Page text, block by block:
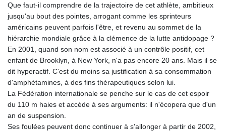
EUR 0.866017
FJD 2.211503
FKP 0.742819
GBP 0.742815
GEL 2.615015
GGP 0.742819
GHS 11.707393
GIP 0.742819
GMD 73.496482
GNF
GTQ 7.616295
Que faut-il comprendre de la trajectoire de cet athlète, ambitieux
jusqu'au bout des pointes, arrogant comme les sprinteurs
américains peuvent parfois l'être, et revenu au sommet de la
hiérarchie mondiale grâce à la clémence de la lutte antidopage ?
En 2001, quand son nom est associé à un contrôle positif, cet
enfant de Brooklyn, à New York, n'a pas encore 20 ans. Mais il se
dit hyperactif. C'est du moins sa justification à sa consommation
d'amphétamines, à des fins thérapeutiques selon lui.
La Fédération internationale se penche sur le cas de cet espoir
du 110 m haies et accède à ses arguments: il n'écopera que d'un
an de suspension.
Ses foulées peuvent donc continuer à s'allonger à partir de 2002,